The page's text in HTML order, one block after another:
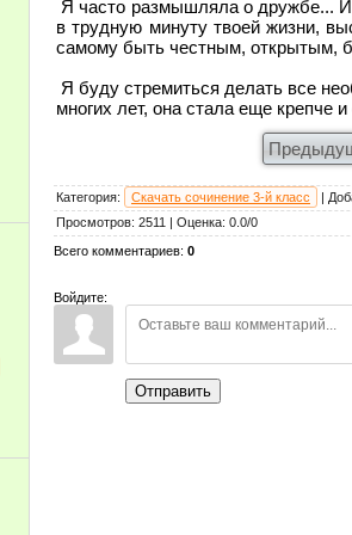
Я часто размышляла о дружбе... И
в трудную минуту твоей жизни,
самому быть честным, открытым,
Я буду стремиться делать все
многих лет, она стала еще крепче
Категория: Скачать сочинение 3-й класс
Просмотров: 2511 Оценка: 0.0/0
Всего комментариев: 0
Войдите:
Отправить